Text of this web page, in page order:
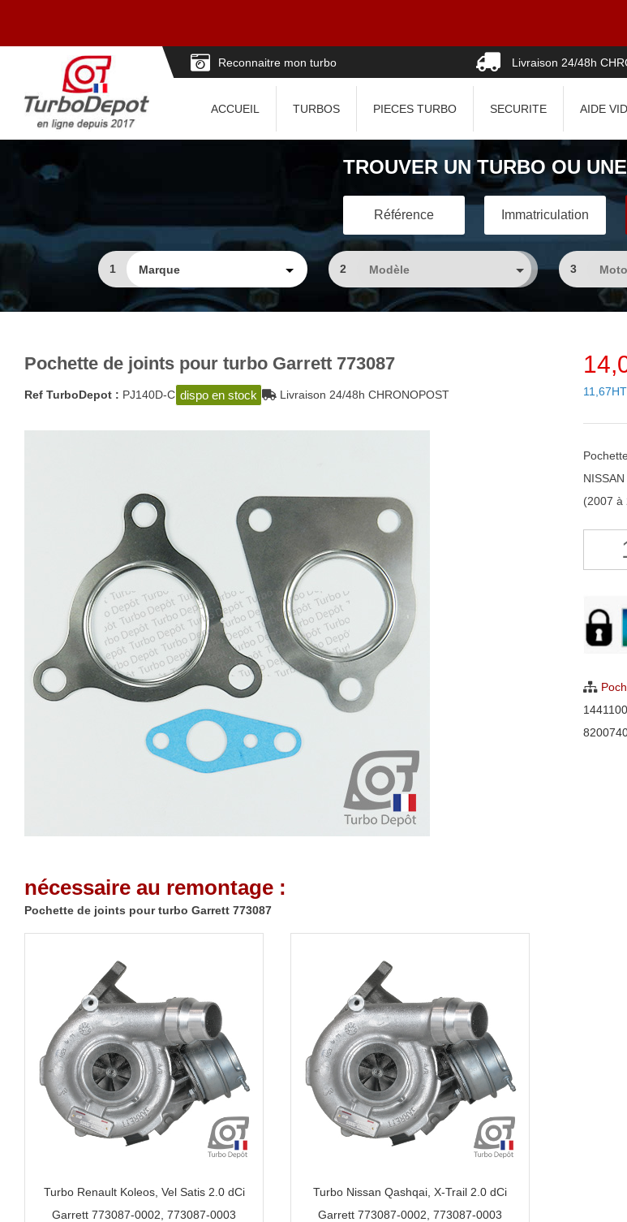
Reconnaitre mon turbo Livraison 24/48h
ACCUEIL TURBOS PIECES TURBO SECURITE AIDE
TROUVER UN TURBO OU
Référence Immatriculation
1 2 3
Pochette de joints pour turbo Garrett 773087
Ref TurboDepot : PJ140D-C dispo en stock Livraison 24/48h CHRONOPOST 11,67HT
(2007 à
de
joints
nécessaire au remontage :
Pochette de joints pour turbo Garrett 773087
Turbo Renault Koleos, Vel Satis 2.0 dCi
Garrett 773087-0002, 773087-0003
Turbo Nissan Qashqai, X-Trail 2.0 dCi
Garrett 773087-0002, 773087-0003